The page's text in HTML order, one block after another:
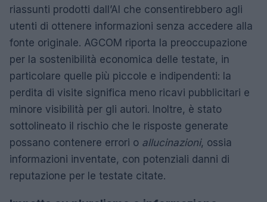
riassunti prodotti dall’AI che consentirebbero agli
utenti di ottenere informazioni senza accedere alla
fonte originale. AGCOM riporta la preoccupazione
per la sostenibilità economica delle testate, in
particolare quelle più piccole e indipendenti: la
perdita di visite significa meno ricavi pubblicitari e
minore visibilità per gli autori. Inoltre, è stato
sottolineato il rischio che le risposte generate
possano contenere errori o allucinazioni, ossia
informazioni inventate, con potenziali danni di
reputazione per le testate citate.